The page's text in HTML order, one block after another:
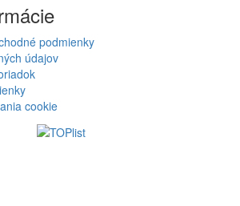
podmienky
údajov
cookie